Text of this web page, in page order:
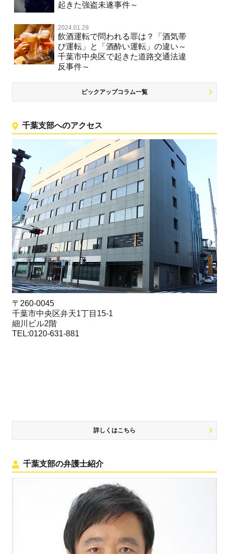
起きた強盗未遂事件～
2024.01.28
飲酒運転で問われる罪は？「酒気帯
び運転」と「酒酔い運転」の違い～
千葉市中央区で起きた道路交通法違
反事件～
ピックアップコラム一覧
千葉支部へのアクセス
〒260-0045
千葉市中央区弁天1丁目15-1
細川ビル2階
TEL:0120-631-881
詳しくはこちら
千葉支部の弁護士紹介